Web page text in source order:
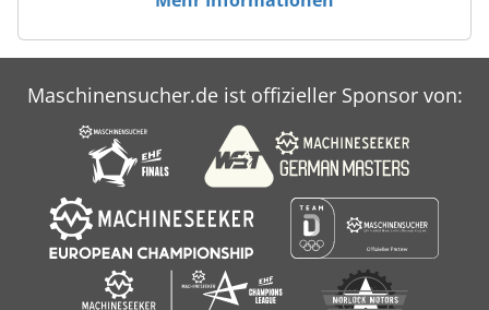
Maschinensucher.de ist offizieller Sponsor von: